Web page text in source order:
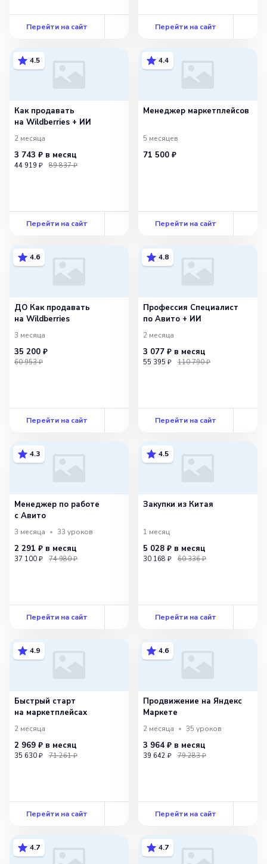
Перейти на сайт Перейти на сайт
4.5
Как продавать
на Wildberries + ИИ
2 месяца
3 743 ₽ в месяц
44 919 ₽ 89 837 ₽
Перейти на сайт
4.4
Менеджер маркетплейсов
5 месяцев
71 500 ₽
Перейти на сайт
4.6
ДО Как продавать
на Wildberries
3 месяца
35 200 ₽
60 953 ₽
Перейти на сайт
4.8
Профессия Специалист
по Авито + ИИ
2 месяца
3 077 ₽ в месяц
55 395 ₽ 110 790 ₽
Перейти на сайт
4.3
Менеджер по работе
с Авито
3 месяца 33 уроков
2 291 ₽ в месяц
37 100 ₽ 74 980 ₽
Перейти на сайт
4.5
Закупки из Китая
1 месяц
5 028 ₽ в месяц
30 168 ₽ 60 336 ₽
Перейти на сайт
4.9
Быстрый старт
на маркетплейсах
2 месяца
2 969 ₽ в месяц
35 630 ₽ 71 261 ₽
Перейти на сайт
4.6
Продвижение на Яндекс
Маркете
2 месяца 35 уроков
3 964 ₽ в месяц
39 642 ₽ 79 283 ₽
Перейти на сайт
4.7 4.7